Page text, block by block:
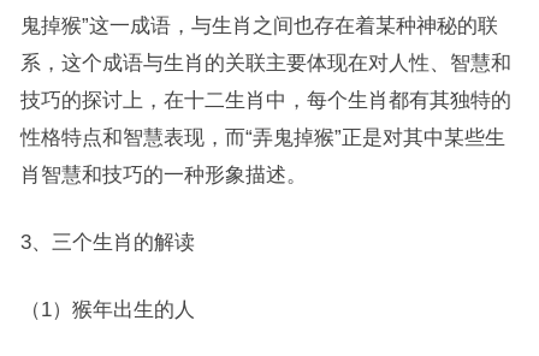
鬼掉猴”这一成语，与生肖之间也存在着某种神秘的联
系，这个成语与生肖的关联主要体现在对人性、智慧和
技巧的探讨上，在十二生肖中，每个生肖都有其独特的
性格特点和智慧表现，而“弄鬼掉猴”正是对其中某些生
肖智慧和技巧的一种形象描述。
3、三个生肖的解读
（1）猴年出生的人